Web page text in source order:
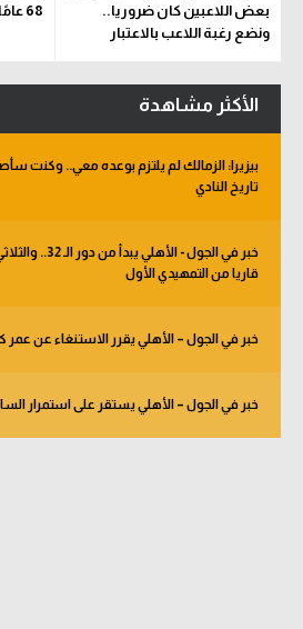
بعض اللاعبين كان ضروريا..
ونضع رغبة اللاعب بالاعتبار
68 عامًا
الأكثر مشاهدة
بيزيرا: الزمالك لم يلتزم بوعده معي.. وكنت
تاريخ النادي
خبر في الجول -
قاريا من التمهيدي الأول
خبر في الجول – الأهلي يقرر الاستنغاء عن عمر
خبر في الجول – الأهلي يستقر على استمرار